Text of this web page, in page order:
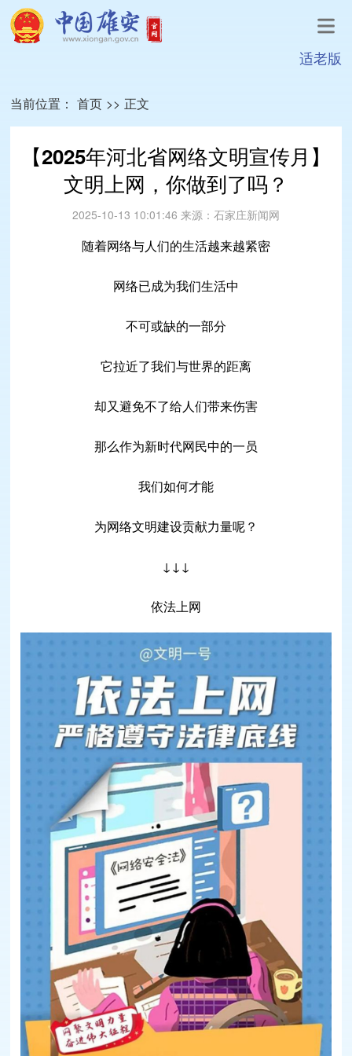
适老版
当前位置： 首页 >> 正文
【2025年河北省网络文明宣传月】
文明上网，你做到了吗？
2025-10-13 10:01:46 来源： 石家庄新闻网
随着网络与人们的生活越来越紧密
网络已成为我们生活中
不可或缺的一部分
它拉近了我们与世界的距离
却又避免不了给人们带来伤害
那么作为新时代网民中的一员
我们如何才能
为网络文明建设贡献力量呢？
↓↓↓
依法上网